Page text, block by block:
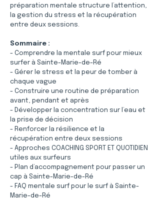
préparation mentale structure l’attention,
la gestion du stress et la récupération
entre deux sessions.
Sommaire :
- Comprendre la mentale surf pour mieux
surfer à Sainte-Marie-de-Ré
- Gérer le stress et la peur de tomber à
chaque vague
- Construire une routine de préparation
avant, pendant et après
- Développer la concentration sur l’eau et
la prise de décision
- Renforcer la résilience et la
récupération entre deux sessions
- Approches COACHING SPORT ET QUOTIDIEN
utiles aux surfeurs
- Plan d’accompagnement pour passer un
cap à Sainte-Marie-de-Ré
- FAQ mentale surf pour le surf à Sainte-
Marie-de-Ré